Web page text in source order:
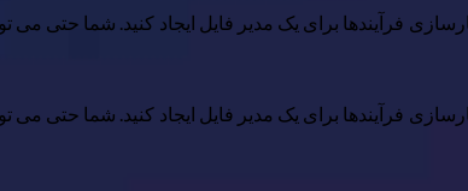
فرآیندها برای یک مدیر فایل ایجاد کنید. شما حتی می
فرآیندها برای یک مدیر فایل ایجاد کنید. شما حتی می